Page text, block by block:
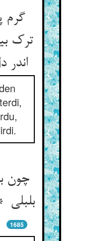
گرم
ترک
چون
1685